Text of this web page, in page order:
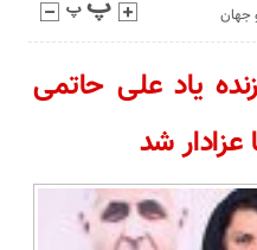
یاد علی حاتمی
شد